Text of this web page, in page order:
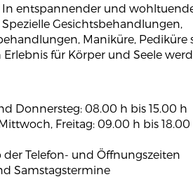
In entspannender und
Gesichtsbehandlungen,
Maniküre, Pediküre
für Körper und Seele
Donnersteg: 08.00 h bis 15.00 h
Freitag: 09.00 h bis 18.00
der Telefon- und Öffnungszeiten
Samstagstermine